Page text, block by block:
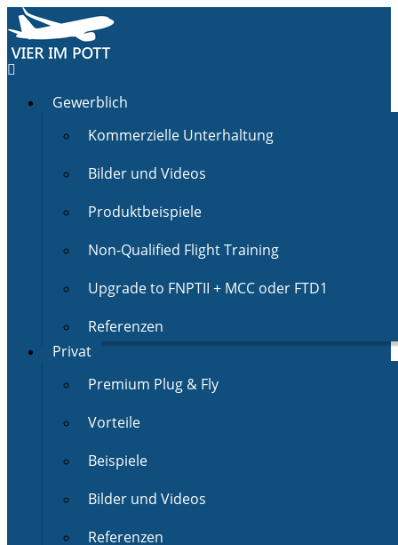
Gewerblich
Kommerzielle Unterhaltung
Bilder und Videos
Produktbeispiele
Non-Qualified Flight Training
Upgrade to FNPTII + MCC oder FTD1
Referenzen
Privat
Premium Plug & Fly
Vorteile
Beispiele
Bilder und Videos
Referenzen